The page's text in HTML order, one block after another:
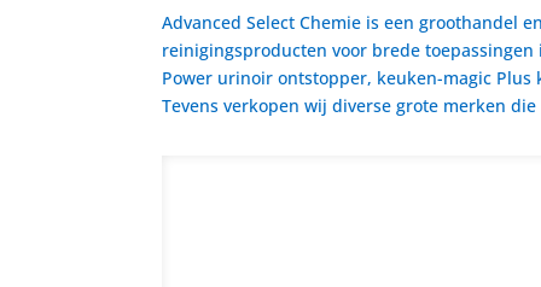
Advanced Select Chemie is een groothandel
reinigingsproducten voor brede
Power urinoir ontstopper, keuken-magic
Tevens verkopen wij diverse grote merken